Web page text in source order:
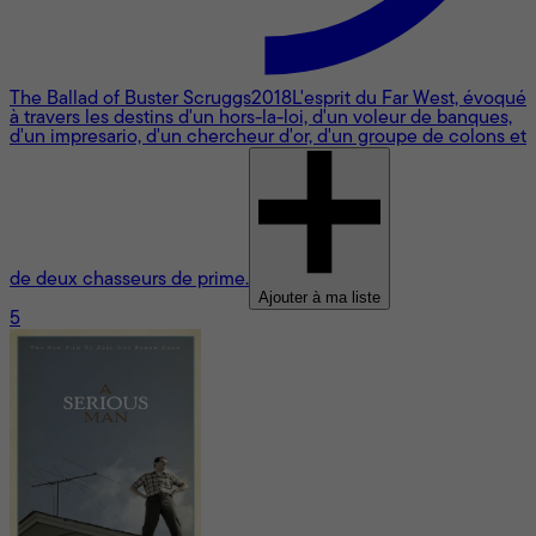
The Ballad of Buster Scruggs2018L'esprit du Far West, évoqué
à travers les destins d'un hors-la-loi, d'un voleur de banques,
d'un impresario, d'un chercheur d'or, d'un groupe de colons et
de deux chasseurs de prime.
Ajouter à ma liste
5